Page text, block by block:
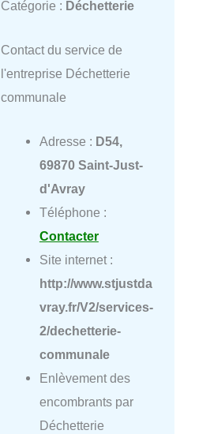
Catégorie : Déchetterie
Contact du service de
l'entreprise Déchetterie
communale
Adresse : D54,
69870 Saint-Just-
d'Avray
Téléphone :
Contacter
Site internet :
http://www.stjustda
vray.fr/V2/services-
2/dechetterie-
communale
Enlèvement des
encombrants par
Déchetterie